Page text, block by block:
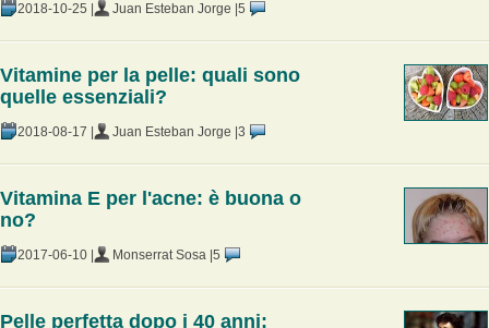
2018-10-25 | Juan Esteban Jorge | 5
Vitamine per la pelle: quali sono
quelle essenziali?
2018-08-17 | Juan Esteban Jorge | 3
Vitamina E per l'acne: è buona o
no?
2017-06-10 | Monserrat Sosa | 5
Pelle perfetta dopo i 40 anni: